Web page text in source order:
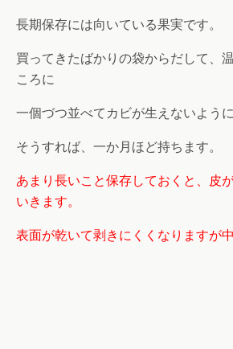
長期保存には向いている果実です。
買ってきたばかりの袋からだして、
ころに
一個づつ並べてカビが生えないよう
そうすれば、一か月ほど持ちます。
あまり長いこと保存しておくと、皮
いきます。
表面が乾いて剥きにくくなりますが